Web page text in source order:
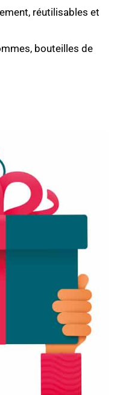
réutilisables et
bouteilles de